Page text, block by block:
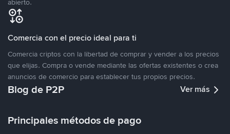
abierto.
Comercia con el precio ideal para ti
Comercia criptos con la libertad de comprar y vender a los precios
que elijas. Compra o vende mediante las ofertas existentes o crea
anuncios de comercio para establecer tus propios precios.
Blog de P2P Ver más
Principales métodos de pago